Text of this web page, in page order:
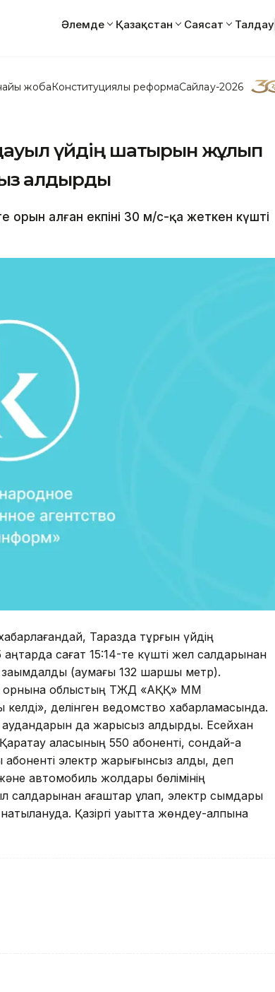
Әлемде Қазақстан Саясат Талдау
жобаКонституциялық реформаСайлау-2026
үйдің шатырын жұлып
қалдырды
орын алған екпіні 30 м/с-қа жеткен күшті
Таразда тұрғын үйдің
сағат 15:14-те күшті жел салдарынан
зақымдалды (аумағы 132 шаршы метр).
орнына облыстың ТЖД «АҚҚ» ММ
келді», делінген ведомство хабарламасында.
да жарықсыз қалдырды. Есейхан
қаласының 550 абоненті, сондай-ақ
электр жарығынсыз қалды, деп
автомобиль жолдары бөлімінің
салдарынан ағаштар құлап, электр сымдары
Қазіргі уақытта жөндеу-қалпына